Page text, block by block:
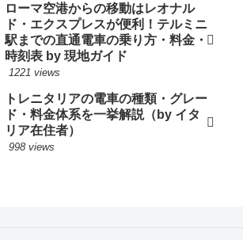
ローマ空港からの移動はレオナル
ド・エクスプレスが便利！テルミニ
駅までの直通電車の乗り方・料金・
時刻表 by 現地ガイド
1221 views
トレニタリアの電車の種類・グレー
ド・料金体系を一挙解説（by イタ
リア在住者）
998 views